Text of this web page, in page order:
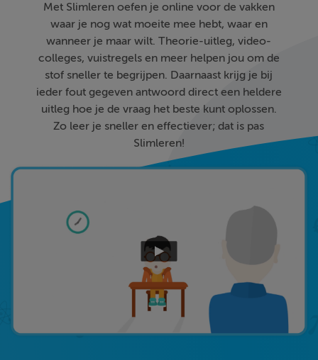
Met Slimleren oefen je online voor de vakken
waar je nog wat moeite mee hebt, waar en
wanneer je maar wilt. Theorie-uitleg, video-
colleges, vuistregels en meer helpen jou om de
stof sneller te begrijpen. Daarnaast krijg je bij
ieder fout gegeven antwoord direct een heldere
uitleg hoe je de vraag het beste kunt oplossen.
Zo leer je sneller en effectiever; dat is pas
Slimleren!